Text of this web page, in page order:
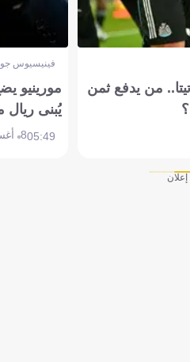
من يدفع ثمن
فينيسيوس
مورينيو
يُبنى ريال
05:498 أغسطس 2026
إعلان